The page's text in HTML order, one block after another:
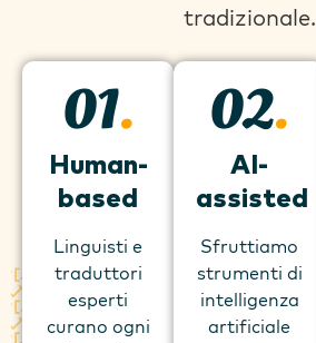
tradizionale.
01.
Human-
based
Linguisti e
traduttori
esperti
curano ogni
02.
​AI-
assisted
Sfruttiamo
strumenti di
intelligenza
artificiale